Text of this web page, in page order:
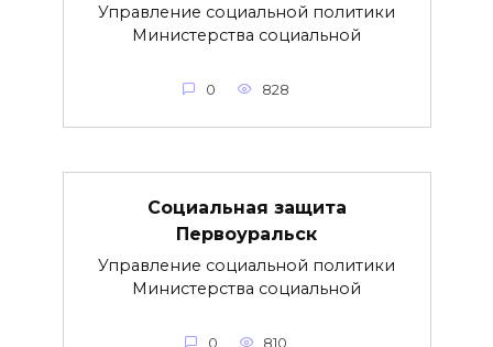
Управление социальной политики
Министерства социальной
0 828
Социальная защита
Первоуральск
Управление социальной политики
Министерства социальной
0 810